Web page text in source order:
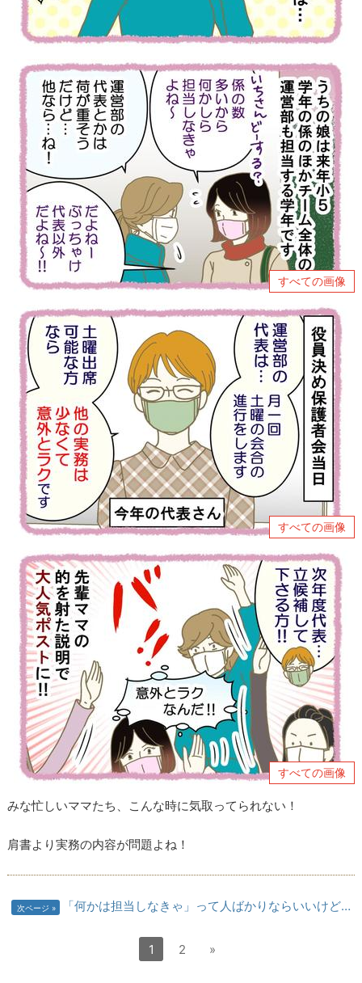
すべての画像
すべての画像
すべての画像
みな忙しいママたち、こんな時に気取ってられない！
肩書より実務の内容が問題よね！
次ページ 「何かは担当しなきゃ」って人ばかりならいいけど…
1 2 »